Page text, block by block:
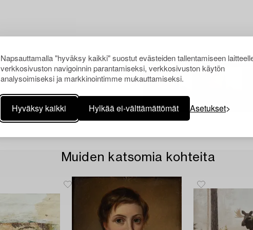
Napsauttamalla "hyväksy kaikki" suostut evästeiden tallentamiseen
verkkosivuston navigoinnin parantamiseksi, verkkosivuston käytön
analysoimiseksi ja markkinointimme mukauttamiseksi.
Hyväksy kaikki Hylkää ei-välttämättömät Asetukset
Muiden katsomia kohteita